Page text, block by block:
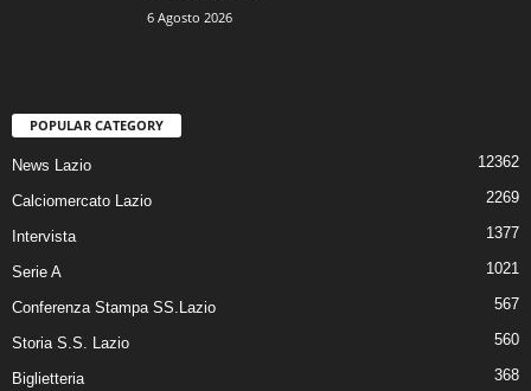
6 Agosto 2026
POPULAR CATEGORY
News Lazio 12362
Calciomercato Lazio 2269
Intervista 1377
Serie A 1021
Conferenza Stampa SS.Lazio 567
Storia S.S. Lazio 560
Biglietteria 368